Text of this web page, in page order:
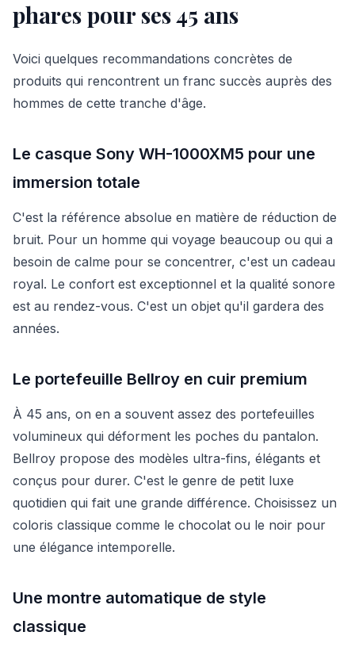
phares pour ses 45 ans
Voici quelques recommandations concrètes de
produits qui rencontrent un franc succès auprès des
hommes de cette tranche d'âge.
Le casque Sony WH-1000XM5 pour une
immersion totale
C'est la référence absolue en matière de réduction de
bruit. Pour un homme qui voyage beaucoup ou qui a
besoin de calme pour se concentrer, c'est un cadeau
royal. Le confort est exceptionnel et la qualité sonore
est au rendez-vous. C'est un objet qu'il gardera des
années.
Le portefeuille Bellroy en cuir premium
À 45 ans, on en a souvent assez des portefeuilles
volumineux qui déforment les poches du pantalon.
Bellroy propose des modèles ultra-fins, élégants et
conçus pour durer. C'est le genre de petit luxe
quotidien qui fait une grande différence. Choisissez un
coloris classique comme le chocolat ou le noir pour
une élégance intemporelle.
Une montre automatique de style
classique